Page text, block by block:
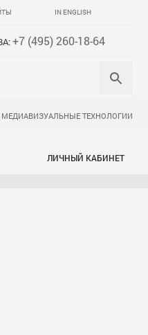
IN ENGLISH
+7 (495) 260-18-64
МЕДИАВИЗУАЛЬНЫЕ ТЕХНОЛОГИИ
ЛИЧНЫЙ КАБИНЕТ